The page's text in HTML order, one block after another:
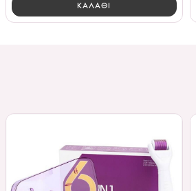
ΚΑΛΑΘΙ